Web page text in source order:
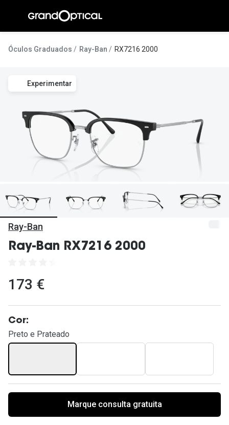
conteúdo
Pedro
Marta
Luís
Inês
Óculos Graduados Ray-Ban RX7216 2000
Experimentar
Ray-Ban
Ray-Ban RX7216 2000
173 €
Cor:
Preto e Prateado
Marque consulta gratuita